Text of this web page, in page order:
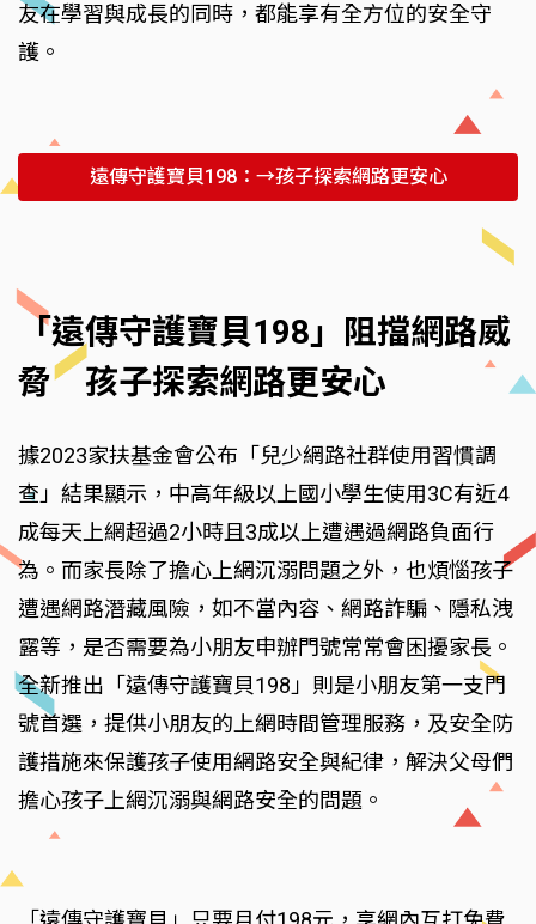
友在學習與成長的同時，都能享有全方位的安全守
護。
遠傳守護寶貝198：→孩子探索網路更安心
「遠傳守護寶貝198」阻擋網路威
脅 孩子探索網路更安心
據2023家扶基金會公布「兒少網路社群使用習慣調
查」結果顯示，中高年級以上國小學生使用3C有近4
成每天上網超過2小時且3成以上遭遇過網路負面行
為。而家長除了擔心上網沉溺問題之外，也煩惱孩子
遭遇網路潛藏風險，如不當內容、網路詐騙、隱私洩
露等，是否需要為小朋友申辦門號常常會困擾家長。
全新推出「遠傳守護寶貝198」則是小朋友第一支門
號首選，提供小朋友的上網時間管理服務，及安全防
護措施來保護孩子使用網路安全與紀律，解決父母們
擔心孩子上網沉溺與網路安全的問題。